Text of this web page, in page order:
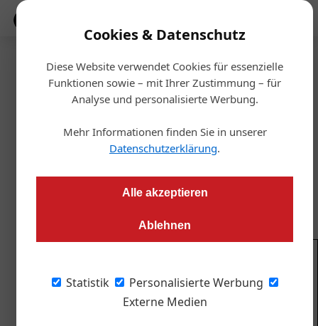
Cookies & Datenschutz
Diese Website verwendet Cookies für essenzielle
Funktionen sowie – mit Ihrer Zustimmung – für
Analyse und personalisierte Werbung.
Mehr Informationen finden Sie in unserer
Datenschutzerklärung.
Alle akzeptieren
Ablehnen
Statistik
Personalisierte Werbung
Externe Medien
Startseite/Allgemein
Bundestag in Kärnten
Redaktion OIZ 07.04.2023, 21:43 Uhr
Der 48. Bundestag der Immobilienwirtschaft findet am 21.
Am 21. und 22. September 2023 geht der 48.